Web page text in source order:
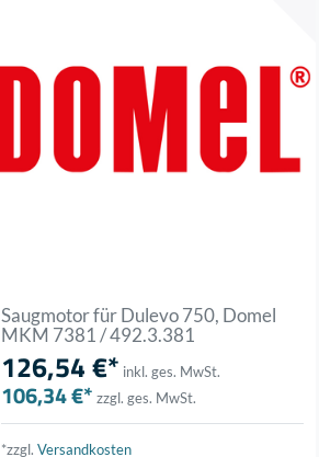
Saugmotor für Dulevo 750, Domel
MKM 7381 / 492.3.381
126,54 €* inkl. ges. MwSt.
106,34 €* zzgl. ges. MwSt.
*zzgl. Versandkosten